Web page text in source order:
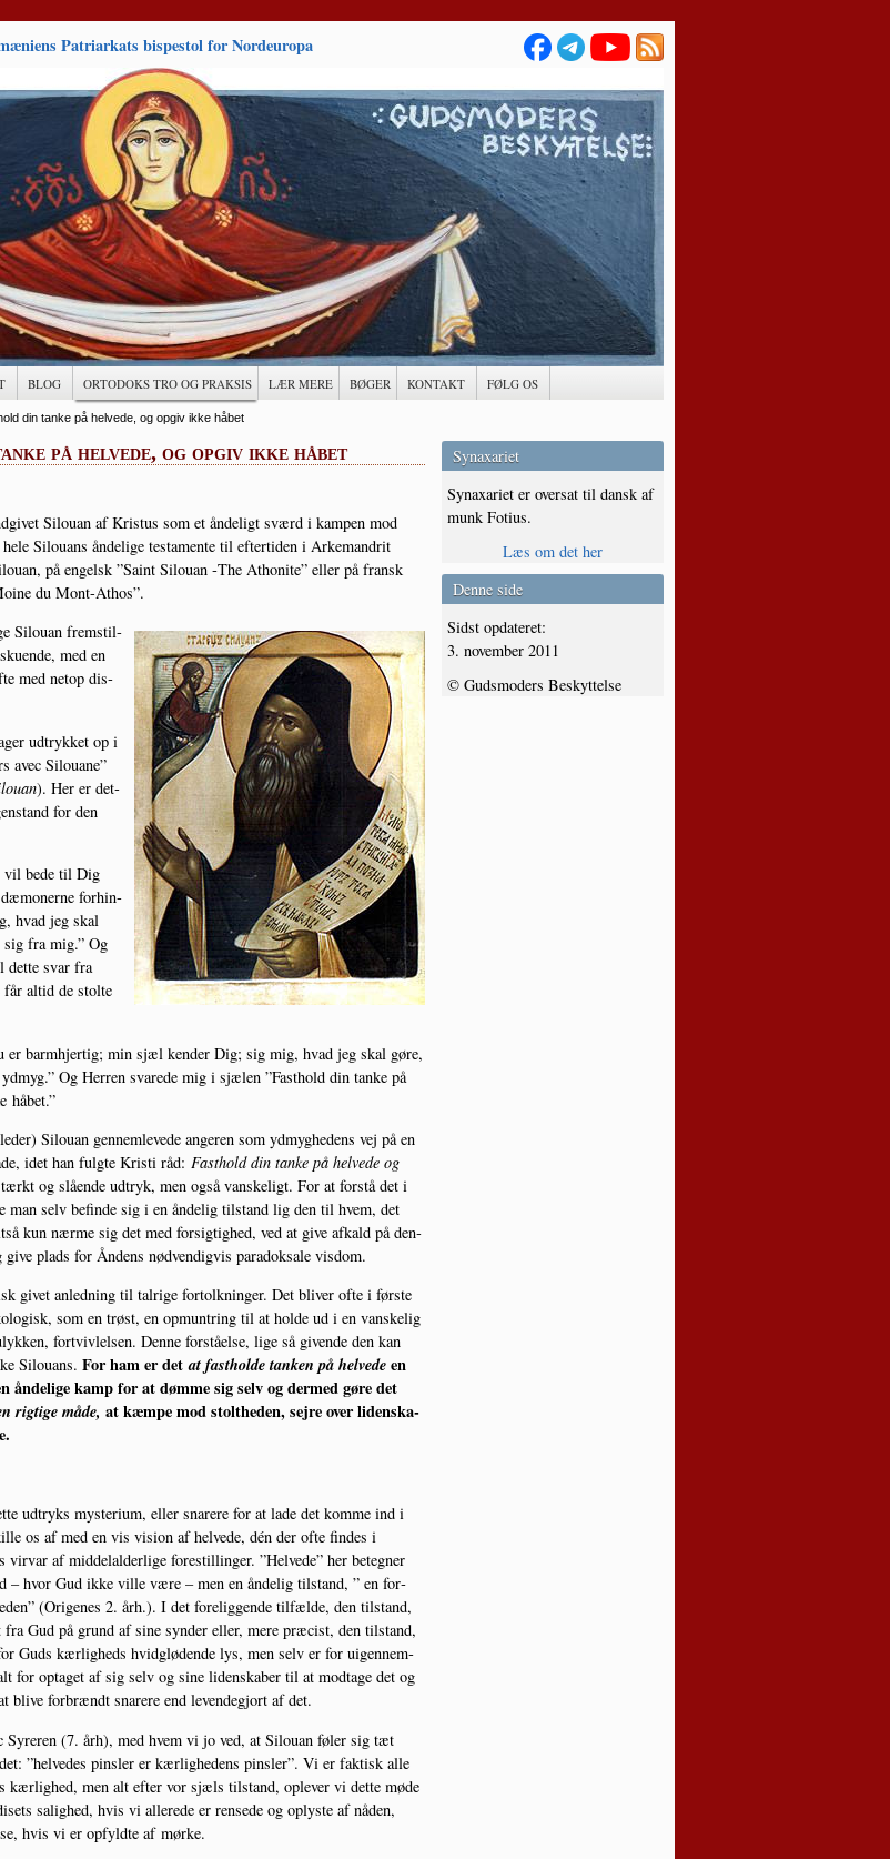
Patriarkats bispestol for Nordeuropa
BLOG ORTODOKS TRO OG PRAKSIS LÆR MERE BØGER KONTAKT FØLG OS
din tanke på helvede, og opgiv ikke håbet
på helvede, og opgiv ikke håbet
Silou­an af Kristus som et ånde­ligt sværd i kam­pen mod
Silou­ans ånde­li­ge testa­men­te til efter­ti­den i Arke­man­drit
på engelsk ”Saint Silou­an ‑The Atho­ni­te” eller på fransk
du Mont-Athos”.
Silou­an frem­stil­
med en
med net­op dis­
udtryk­ket op i
avec Silou­a­ne”
). Her er det­
for den
vil bede til Dig
dæmo­ner­ne for­hin­
hvad jeg skal
fra mig.” Og
svar fra
altid de stol­te
er barm­hjer­tig; min sjæl ken­der Dig; sig mig, hvad jeg skal gøre,
Og Her­ren sva­re­de mig i sjæ­len ”Fast­hold din tan­ke på
håbet.”
Silou­an gen­nem­le­ve­de ange­ren som ydmyg­he­dens vej på en
idet han fulg­te Kri­sti råd: Fast­hold din tan­ke på hel­ve­de og
og slå­en­de udtryk, men også van­ske­ligt. For at for­stå det i
man selv befin­de sig i en ånde­lig til­stand lig den til hvem, det
kun nær­me sig det med for­sig­tig­hed, ved at give afkald på den­
give plads for Åndens nød­ven­dig­vis para­doksa­le visdom.
givet anled­ning til tal­ri­ge for­tolk­nin­ger. Det bli­ver ofte i før­ste
som en trøst, en opmun­tring til at hol­de ud i en van­ske­lig
fortviv­lel­sen. Den­ne for­stå­el­se, lige så given­de den kan
Silou­ans. For ham er detat fast­hol­de tan­ken på hel­ve­deen
ånde­li­ge kamp for at døm­me sig selv og der­med gøre det
rig­ti­ge måde, at kæm­pe mod stolt­he­den, sej­re over liden­ska­
udtryks myste­ri­um, eller sna­re­re for at lade det kom­me ind i
os af med en vis vision af hel­ve­de, dén der ofte fin­des i
vir­var af mid­delal­der­li­ge fore­stil­lin­ger. ”Hel­ve­de” her beteg­ner
– hvor Gud ikke vil­le være – men en ånde­lig til­stand, ” en for­
(Ori­ge­nes 2. årh.). I det fore­lig­gen­de til­fæl­de, den til­stand,
Gud på grund af sine syn­der eller, mere præ­cist, den til­stand,
Guds kær­lig­heds hvid­g­lø­de­n­de lys, men selv er for uigen­nem­
for opta­get af sig selv og sine liden­ska­ber til at mod­ta­ge det og
bli­ve for­brændt sna­re­re end leven­de­gjort af det.
Syre­ren (7. årh), med hvem vi jo ved, at Silou­an føler sig tæt
”hel­ve­des pin­s­ler er kær­lig­he­dens pin­s­ler”. Vi er fak­tisk alle
kær­lig­hed, men alt efter vor sjæls til­stand, ople­ver vi det­te møde
salig­hed, hvis vi alle­re­de er ren­se­de og oply­ste af nåden,
hvis vi er opfyld­te af mørke.
Synaxariet
Synaxariet er oversat til dansk af
munk Fotius.
Læs om det her
Denne side
Sidst opdateret:
3. november 2011
© Gudsmoders Beskyttelse